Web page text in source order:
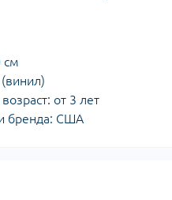
см
от 3 лет
бренда: США